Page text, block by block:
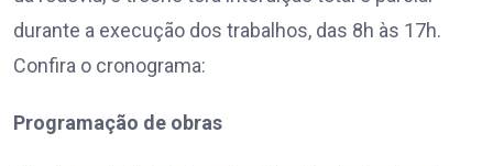
durante a execução dos trabalhos, das 8h às 17h.
Confira o cronograma:
Programação de obras